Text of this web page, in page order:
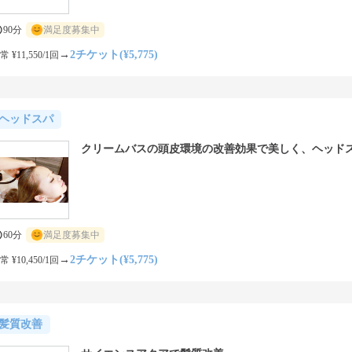
90分 満足度募集中
¥11,550/1回 → 2チケット(¥5,775)
ッドスパ
クリームバスの頭皮環境の改善効果で美しく、ヘッド
60分 満足度募集中
¥10,450/1回 → 2チケット(¥5,775)
質改善